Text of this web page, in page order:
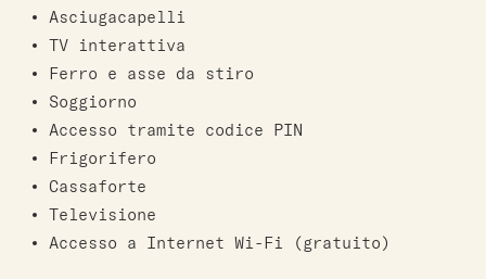
Asciugacapelli
TV interattiva
Ferro e asse da stiro
Soggiorno
Accesso tramite codice PIN
Frigorifero
Cassaforte
Televisione
Accesso a Internet Wi-Fi (gratuito)